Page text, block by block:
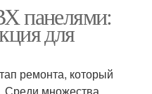
панелями:
для
ремонта, который